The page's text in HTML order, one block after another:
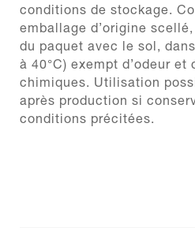
conditions de stockage.
emballage d’origine
du paquet avec le sol,
à 40°C) exempt d’odeur et
chimiques. Utilisation
après production si
conditions précitées.